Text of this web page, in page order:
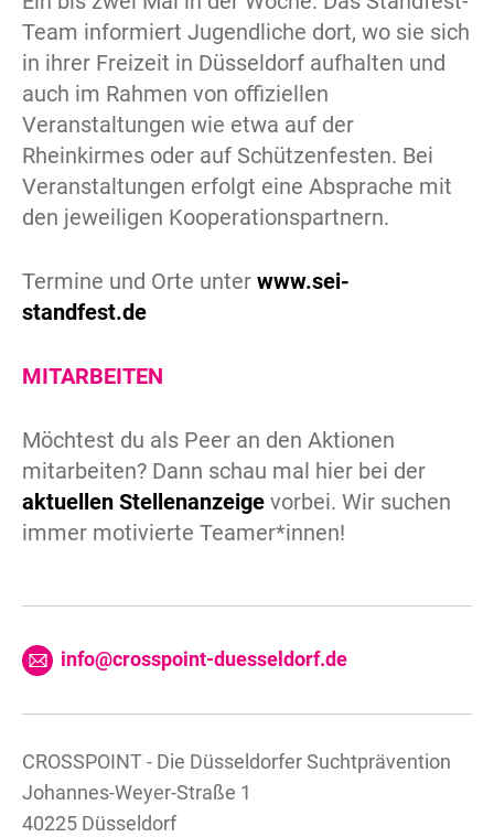
Team informiert Jugendliche dort, wo sie sich
in ihrer Freizeit in Düsseldorf aufhalten und
auch im Rahmen von offiziellen
Veranstaltungen wie etwa auf der
Rheinkirmes oder auf Schützenfesten. Bei
Veranstaltungen erfolgt eine Absprache mit
den jeweiligen Kooperationspartnern.
Termine und Orte unter www.sei-
standfest.de
MITARBEITEN
Möchtest du als Peer an den Aktionen
mitarbeiten? Dann schau mal hier bei der
aktuellen Stellenanzeige vorbei. Wir suchen
immer motivierte Teamer*innen!
info@crosspoint-duesseldorf.de
CROSSPOINT - Die Düsseldorfer Suchtprävention
Johannes-Weyer-Straße 1
40225 Düsseldorf